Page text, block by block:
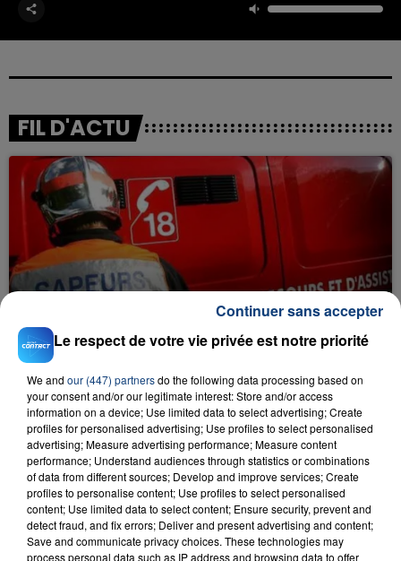
FIL D'ACTU
INCENDIE MORTEL À LENS : UNE FEMME ET
SON BÉBÉ ENTRE LA VIE ET LA...
Un homme s'est immolé par le feu après avoir
aspergé sa compagne et leur bébé de trois mois
d'un liquide inflammable.
20 juillet 2026
UNE ADOLESCENTE DEVANT SE FAIRE
Le respect de votre vie privée est notre priorité
We and our (447) partnersdo the following data processing based on
your consent and/or our legitimate interest: Store and/or access
information on a device; Use limited data to select advertising; Create
profiles for personalised advertising; Use profiles to select personalised
advertising; Measure advertising performance; Measure content
performance; Understand audiences through statistics or combinations
of data from different sources; Develop and improve services; Create
profiles to personalise content; Use profiles to select personalised
content; Use limited data to select content; Ensure security, prevent and
detect fraud, and fix errors; Deliver and present advertising and content;
Save and communicate privacy choices. These technologies may
process personal data such as IP address and browsing data to offer
Continuer sans accepter